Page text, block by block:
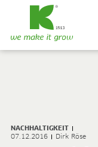
ProLine Substrate
NACHHALTIGKEIT
07.12.2016
Dirk Röse